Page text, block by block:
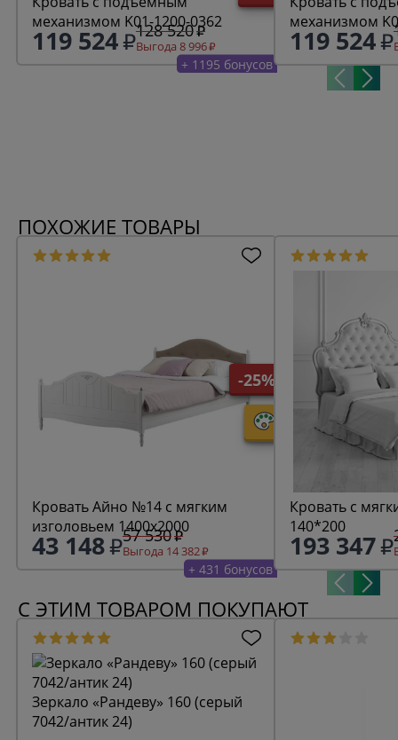
механизмом K01-1200-0362
119 524 128 520
Выгода 8 996
+ 1195 бонусов
механизмом
119 524
ПОХОЖИЕ ТОВАРЫ
-25%
Кровать Айно №14 с мягким
изголовьем 1400х2000
43 148 57 530
Выгода 14 382
+ 431 бонусов
Кровать с
140*200
193 347
С ЭТИМ ТОВАРОМ ПОКУПАЮТ
Зеркало «Рандеву» 160 (серый
7042/антик 24)